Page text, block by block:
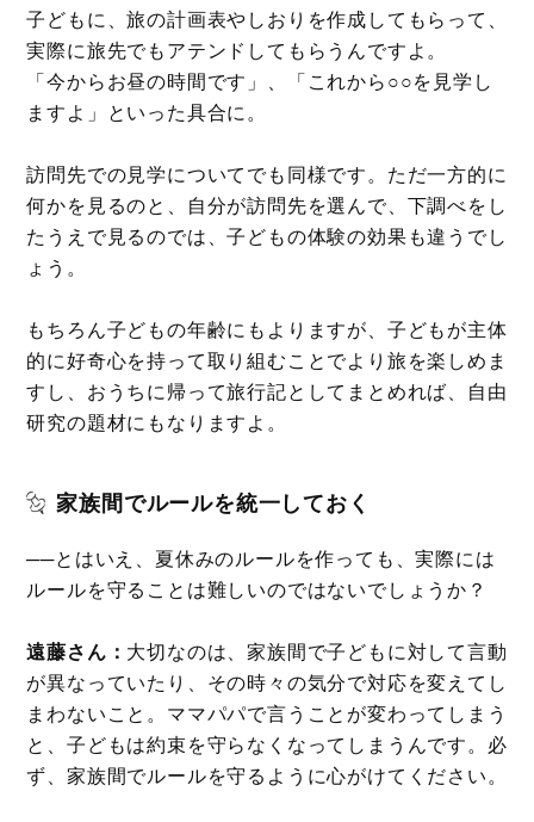
子どもに、旅の計画表やしおりを作成してもらって、
実際に旅先でもアテンドしてもらうんですよ。
「今からお昼の時間です」、「これから○○を見学し
ますよ」といった具合に。
訪問先での見学についてでも同様です。ただ一方的に
何かを見るのと、自分が訪問先を選んで、下調べをし
たうえで見るのでは、子どもの体験の効果も違うでし
ょう。
もちろん子どもの年齢にもよりますが、子どもが主体
的に好奇心を持って取り組むことでより旅を楽しめま
すし、おうちに帰って旅行記としてまとめれば、自由
研究の題材にもなりますよ。
家族間でルールを統一しておく
──とはいえ、夏休みのルールを作っても、実際には
ルールを守ることは難しいのではないでしょうか？
遠藤さん： 大切なのは、家族間で子どもに対して言動
が異なっていたり、その時々の気分で対応を変えてし
まわないこと。ママパパで言うことが変わってしまう
と、子どもは約束を守らなくなってしまうんです。必
ず、家族間でルールを守るように心がけてください。